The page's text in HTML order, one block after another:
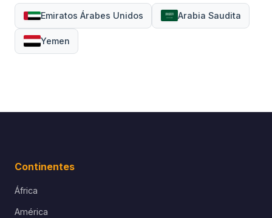
Emiratos Árabes Unidos Arabia Saudita
Yemen
Continentes
África
América